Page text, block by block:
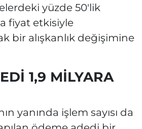
yüzde 50'lik
fiyat etkisiyle
bir alışkanlık değişimine
1,9 MİLYARA
yanında işlem sayısı da